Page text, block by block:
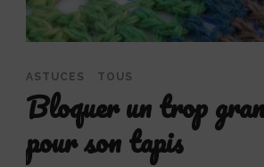
ASTUCES TOUS
Bloquer un trop
pour son tapis